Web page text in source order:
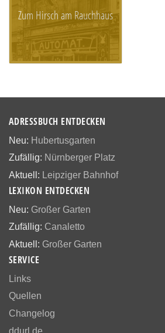
Zum Hirsch am Rauchhaus
ADRESSBUCH ENTDECKEN
Neu: Hubertusgarten
Zufällig: Nürnberger Platz
Aktuell: Leipziger Bahnhof
LEXIKON ENTDECKEN
Neu: Großer Garten
Zufällig: Canaletto
Aktuell: Großer Garten
SERVICE
Links
Quellen
Changelog
ddurl.de